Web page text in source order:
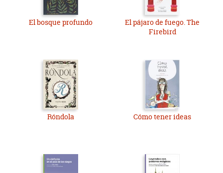
El bosque profundo
El pájaro de fuego. The
Firebird
Róndola Cómo tener ideas